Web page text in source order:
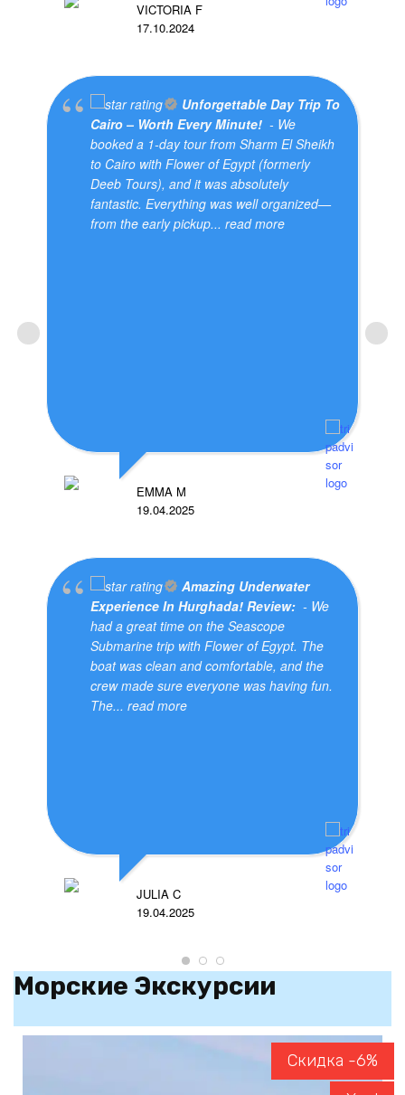
VICTORIA F
17.10.2024
Unforgettable Day Trip To
Cairo – Worth Every Minute! - We
booked a 1-day tour from Sharm El Sheikh
to Cairo with Flower of Egypt (formerly
Deeb Tours), and it was absolutely
fantastic. Everything was well organized—
from the early pickup... read more
EMMA M
19.04.2025
Amazing Underwater
Experience In Hurghada! Review: - We
had a great time on the Seascope
Submarine trip with Flower of Egypt. The
boat was clean and comfortable, and the
crew made sure everyone was having fun.
The... read more
JULIA C
19.04.2025
Морские Экскурсии
Скидка -6%